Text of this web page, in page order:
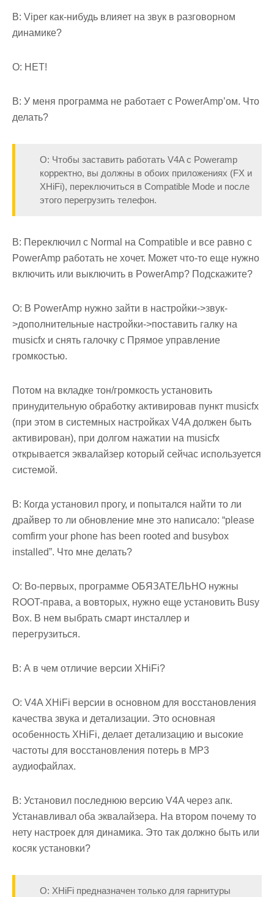
В: Viper как-нибудь влияет на звук в разговорном
динамике?
О: НЕТ!
В: У меня программа не работает с PowerAmp’ом. Что
делать?
О: Чтобы заставить работать V4A с Poweramp
корректно, вы должны в обоих приложениях (FX и
XHiFi), переключиться в Compatible Mode и после
этого перегрузить телефон.
В: Переключил с Normal на Compatible и все равно с
PowerAmp работать не хочет. Может что-то еще нужно
включить или выключить в PowerAmp? Подскажите?
О: В PowerAmp нужно зайти в настройки->звук-
>дополнительные настройки->поставить галку на
musicfx и снять галочку с Прямое управление
громкостью.
Потом на вкладке тон/громкость установить
принудительную обработку активировав пункт musicfx
(при этом в системных настройках V4A должен быть
активирован), при долгом нажатии на musicfx
открывается эквалайзер который сейчас используется
системой.
В: Когда установил прогу, и попытался найти то ли
драйвер то ли обновление мне это написало: “please
comfirm your phone has been rooted and busybox
installed”. Что мне делать?
О: Во-первых, программе ОБЯЗАТЕЛЬНО нужны
ROOT-права, а вовторых, нужно еще установить Busy
Box. В нем выбрать смарт инсталлер и
перегрузиться.
В: А в чем отличие версии XHiFi?
О: V4A XHiFi версии в основном для восстановления
качества звука и детализации. Это основная
особенность XHiFi, делает детализацию и высокие
частоты для восстановления потерь в MP3
аудиофайлах.
В: Установил последнюю версию V4A через апк.
Устанавливал оба эквалайзера. На втором почему то
нету настроек для динамика. Это так должно быть или
косяк установки?
О: XHiFi предназначен только для гарнитуры